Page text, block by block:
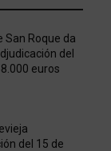
San Roque da
del
euros
del 15 de